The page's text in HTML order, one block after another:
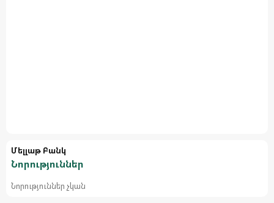
Մելլաթ Բանկ
Նորություններ
Նորություններ չկան